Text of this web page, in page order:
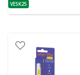
patarimas
VESK25